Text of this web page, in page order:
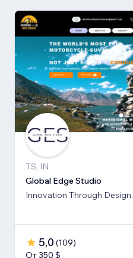
TS, IN
Global Edge Studio
Innovation Through Design.
5,0 (109)
От 350 $